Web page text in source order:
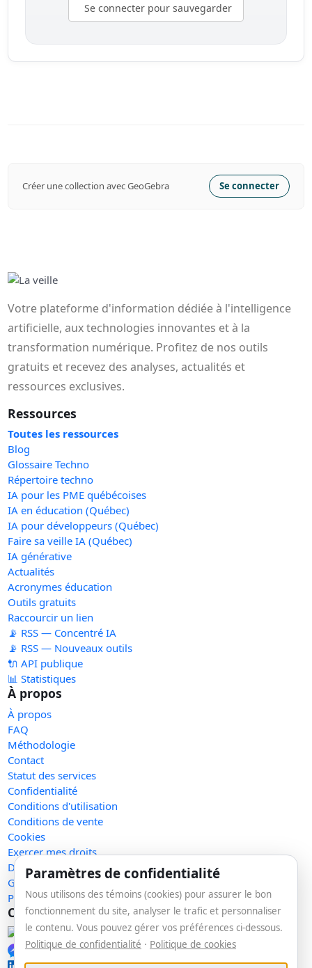
Se connecter pour sauvegarder
Créer une collection avec GeoGebra Se connecter
Votre plateforme d'information dédiée à l'intelligence
artificielle, aux technologies innovantes et à la
transformation numérique. Profitez de nos outils
gratuits et recevez des analyses, actualités et
ressources exclusives.
Ressources
Toutes les ressources
Blog
Glossaire Techno
Répertoire techno
IA pour les PME québécoises
IA en éducation (Québec)
IA pour développeurs (Québec)
Faire sa veille IA (Québec)
IA générative
Actualités
Acronymes éducation
Outils gratuits
Raccourcir un lien
📡 RSS — Concentré IA
📡 RSS — Nouveaux outils
🔌 API publique
📊 Statistiques
À propos
À propos
FAQ
Méthodologie
Contact
Statut des services
Confidentialité
Conditions d'utilisation
Conditions de vente
Cookies
Exercer mes droits
Demande de retrait
Gérer les témoins
Plan du site
Communauté
Facebook
Messenger
Paramètres de confidentialité
Nous utilisons des témoins (cookies) pour assurer le bon
fonctionnement du site, analyser le trafic et personnaliser
le contenu. Vous pouvez gérer vos préférences ci-dessous.
Politique de confidentialité · Politique de cookies